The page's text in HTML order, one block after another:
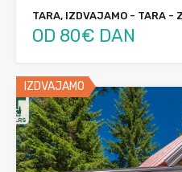
TARA, IZDVAJAMO - TARA -
OD 80€ DAN
IZDVAJAMO